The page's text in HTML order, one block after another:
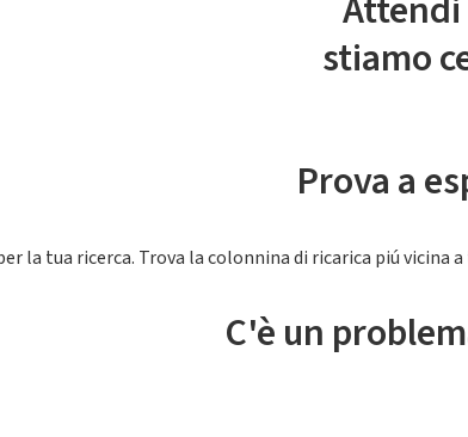
stiamo
Prova a
la tua ricerca. Trova la colonnina di ricarica piú vicina
C'è un